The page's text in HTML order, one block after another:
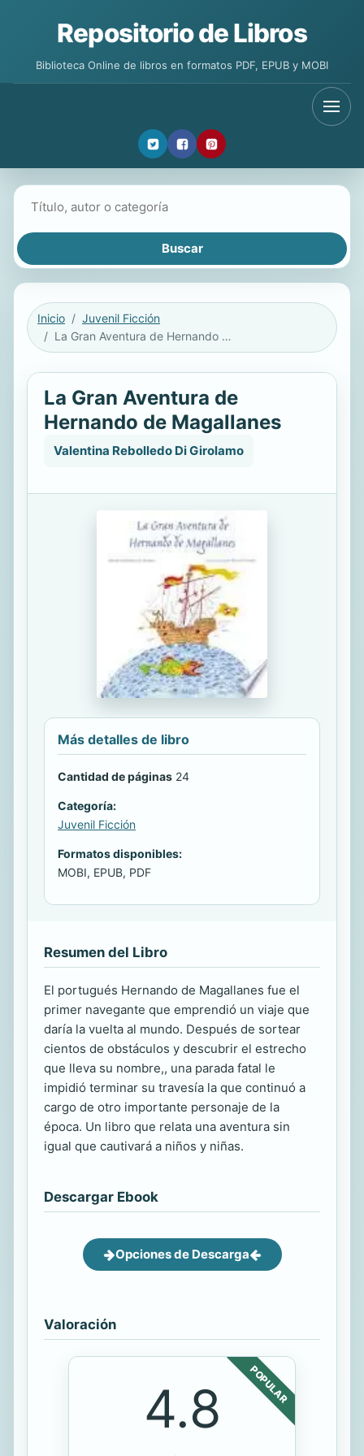
Repositorio de Libros
Biblioteca Online de libros en formatos PDF, EPUB y MOBI
Inicio
Juvenil Ficción
La Gran Aventura de Hernando de Magallanes
La Gran Aventura de
Hernando de Magallanes
Valentina Rebolledo Di Girolamo
Más detalles de libro
Cantidad de páginas 24
Categoría:
Juvenil Ficción
Formatos disponibles:
MOBI, EPUB, PDF
Resumen del Libro
El portugués Hernando de Magallanes fue el
primer navegante que emprendió un viaje que
daría la vuelta al mundo. Después de sortear
cientos de obstáculos y descubrir el estrecho
que lleva su nombre,, una parada fatal le
impidió terminar su travesía la que continuó a
cargo de otro importante personaje de la
época. Un libro que relata una aventura sin
igual que cautivará a niños y niñas.
Descargar Ebook
Opciones de Descarga
Valoración
POPULAR
4.8